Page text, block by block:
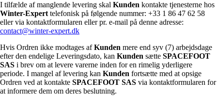
I tilfælde af manglende levering skal Kunden kontakte tjenesterne hos
Winter-Expert telefonisk på følgende nummer: +33 1 86 47 62 58
eller via kontaktformularen eller pr. e-mail på denne adresse:
contact@winter-expert.dk
Hvis Ordren ikke modtages afKunden mere end syv (7) arbejdsdage
efter den endelige Leveringsdato, kan Kunden sætte SPACEFOOT
SAS i brev om at levere varerne inden for en rimelig yderligere
periode. I mangel af levering kan Kunden fortsætte med at opsige
Ordren ved at kontakte SPACEFOOT SAS via kontaktformularen for
at informere dem om deres beslutning.